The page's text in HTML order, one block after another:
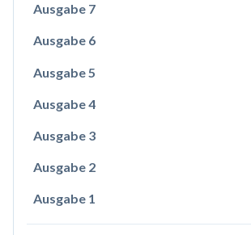
Ausgabe 7
Ausgabe 6
Ausgabe 5
Ausgabe 4
Ausgabe 3
Ausgabe 2
Ausgabe 1